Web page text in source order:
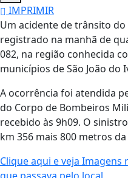
IMPRIMIR
Um acidente de trânsito
registrado na manhã de
082, na região conhecida
municípios de São João do
A ocorrência foi atendida
do Corpo de Bombeiros
recebido às 9h09. O
km 356 mais 800 metros da
Clique aqui e veja